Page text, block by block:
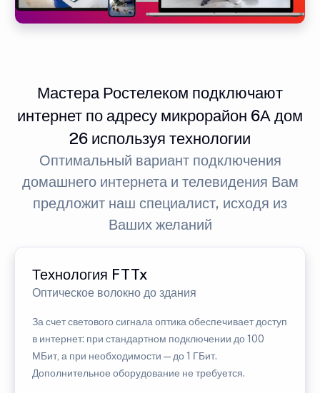
Мастера Ростелеком подключают
интернет по адресу микрорайон 6А дом
26 используя технологии
Оптимальный вариант подключения
домашнего интернета и телевидения Вам
предложит наш специалист, исходя из
Ваших желаний
Технология FTTx
Оптическое волокно до здания
За счет светового сигнала оптика обеспечивает доступ
в интернет: при стандартном подключении до 100
МБит, а при необходимости — до 1 ГБит.
Дополнительное оборудование не требуется.